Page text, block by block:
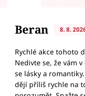
Beran 8. 8.
Rychlé akce tohoto
Nedivte se, že vám
se lásky a
dějí příliš rychle na